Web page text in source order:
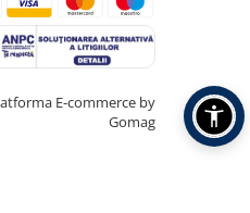
E-commerce by
Gomag